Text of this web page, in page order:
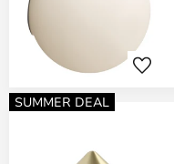
SUMMER DEAL